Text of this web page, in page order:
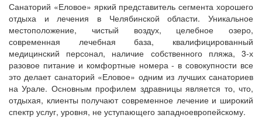
Санаторий «Еловое» яркий представитель сегмента хорошего
отдыха и лечения в Челябинской области. Уникальное
местоположение, чистый воздух, целебное озеро,
современная лечебная база, квалифицированный
медицинский персонал, наличие собственного пляжа, 3-х
разовое питание и комфортные номера - в совокупности все
это делает санаторий «Еловое» одним из лучших санаториев
на Урале. Основным профилем здравницы является то, что,
отдыхая, клиенты получают современное лечение и широкий
спектр услуг, уровня, не уступающего западноевропейскому.